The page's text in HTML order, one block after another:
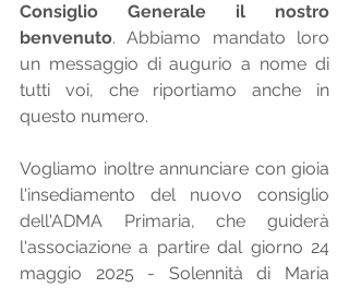
Consiglio Generale il nostro
benvenuto. Abbiamo mandato loro
un messaggio di augurio a nome di
tutti voi, che riportiamo anche in
questo numero.
Vogliamo inoltre annunciare con gioia
l'insediamento del nuovo consiglio
dell'ADMA Primaria, che guiderà
l'associazione a partire dal giorno 24
maggio 2025 - Solennità di Maria